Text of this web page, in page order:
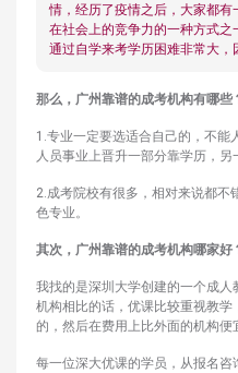
情，经历了疫情之后，大家都
在社会上的竞争力的一种方式之
通过自学来考学历困难非常大，
那么，广州靠谱的成考机构有哪些
1.专业一定要选适合自己的，不能
人员事业上晋升一部分靠学历，另
2.成考院校有很多，相对来说都不
色专业。
其次，广州靠谱的成考机构哪家好
我找的是深圳大学创建的一个成
机构相比的话，优课比较重视教
的，然后在费用上比外面的机构便
每一位深大优课的学员，从报名咨